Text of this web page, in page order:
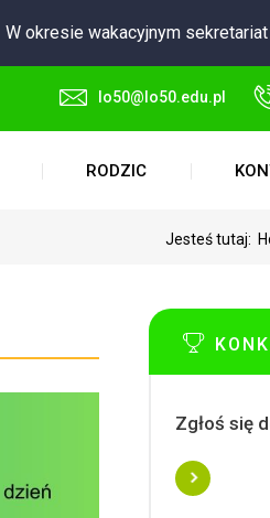
W okresie wakacyjnym sekretariat
lo50@lo50.edu.pl
RODZIC
Jesteś tutaj:
Zgłoś się